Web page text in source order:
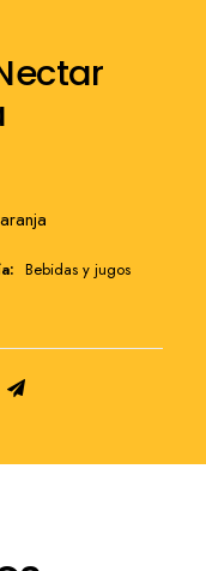
Bebidas y jugos